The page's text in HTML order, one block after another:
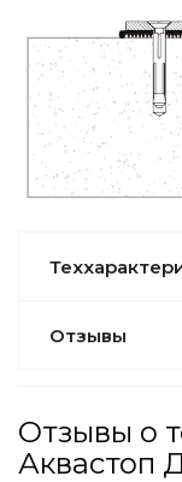
Отзывы
Отзывы о
Аквастоп